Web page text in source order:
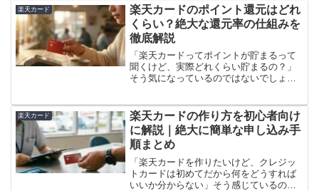
に記録が残るケースもあるので、慎重に
なるのは正しい判断です。...
楽天カード
楽天カードのポイント還元はどれ
くらい？絶大な還元率の仕組みを
徹底解説
「楽天カードってポイントが貯まるって
聞くけど、実際どれくらい貯まるの？」
そう気になっているのではないでしょう
額になるのかが分からないと、実感が湧
きませんよね。結論を先...
楽天カード
楽天カードの作り方を初心者向け
に解説｜絶大に簡単な申し込み手
順まとめ
「楽天カードを作りたいけど、クレジッ
トカードは初めてだから何をどうすれば
いいか分からない」そう感じているので